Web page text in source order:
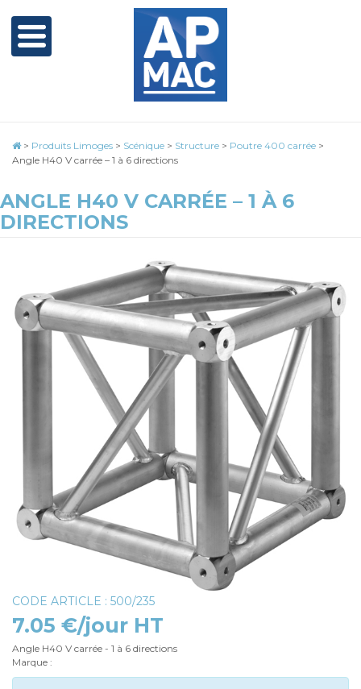
> Produits Limoges > Scénique > Structure > Poutre 400 carrée >
Angle H40 V carrée – 1 à 6 directions
ANGLE H40 V CARRÉE – 1 À 6
DIRECTIONS
CODE ARTICLE : 500/235
7.05 €/jour HT
Angle H40 V carrée - 1 à 6 directions
Marque :